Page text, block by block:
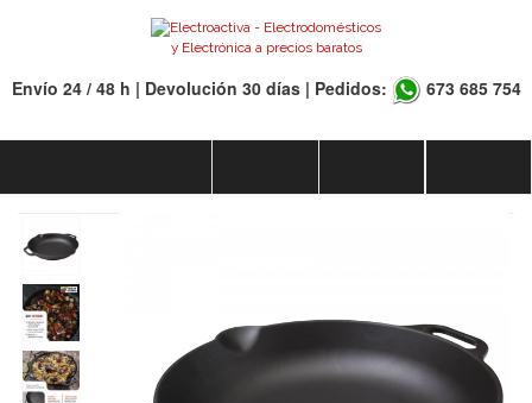
Envío 24 / 48 h | Devolución 30 días | Pedidos: 673 685 754